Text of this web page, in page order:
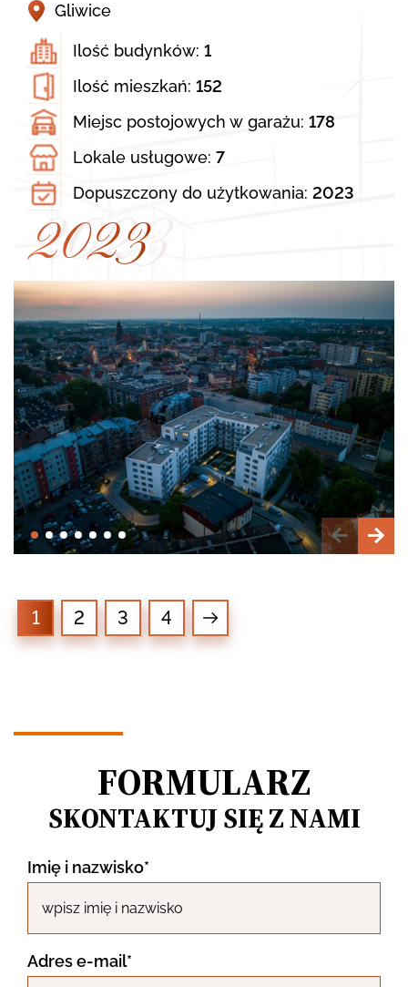
Gliwice
Ilość budynków: 1
Ilość mieszkań: 152
Miejsc postojowych w garażu: 178
Lokale usługowe: 7
Dopuszczony do użytkowania: 2023
2023
2023
1 2 3 4
FORMULARZ
SKONTAKTUJ SIĘ Z NAMI
Imię i nazwisko*
Adres e-mail*